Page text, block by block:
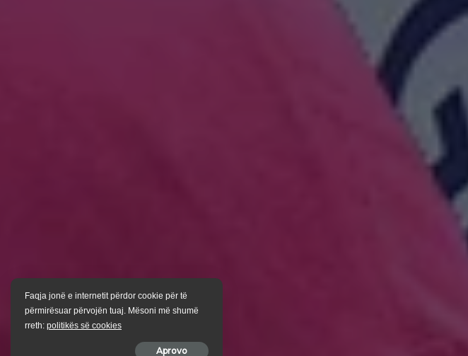
Faqja jonë e internetit përdor cookie për të
përmirësuar përvojën tuaj. Mësoni më shumë
rreth: politikës së cookies
Aprovo